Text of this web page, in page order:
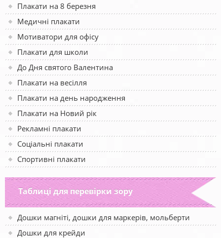
Плакати на 8 березня
Медичні плакати
Мотиватори для офісу
Плакати для школи
До Дня святого Валентина
Плакати на весілля
Плакати на день народження
Плакати на Новий рік
Рекламні плакати
Соціальні плакати
Спортивні плакати
Таблиці для перевірки зору
Дошки магніті, дошки для маркерів, мольберти
Дошки для крейди